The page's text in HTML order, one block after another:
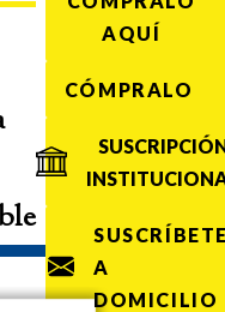
AQUÍ
CÓMPRALO
A
DOMICILIO